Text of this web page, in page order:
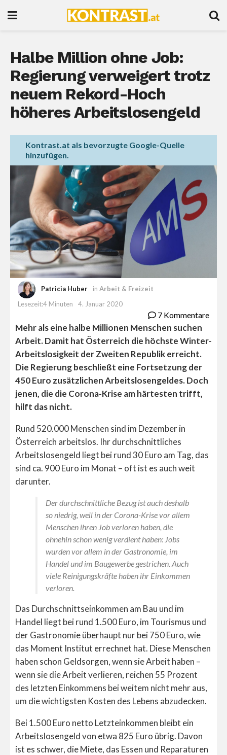
Halbe Million ohne Job:
Regierung verweigert trotz
neuem Rekord-Hoch
höheres Arbeitslosengeld
Kontrast.at als bevorzugte Google-Quelle
hinzufügen.
Patricia Huber in Arbeit & Freizeit
Lesezeit:4 Minuten
4. Januar 2020
7 Kommentare
Mehr als eine halbe Millionen Menschen suchen
Arbeit. Damit hat Österreich die höchste Winter-
Arbeitslosigkeit der Zweiten Republik erreicht.
Die Regierung beschließt eine Fortsetzung der
450 Euro zusätzlichen Arbeitslosengeldes. Doch
jenen, die die Corona-Krise am härtesten trifft,
hilft das nicht.
Rund 520.000 Menschen sind im Dezember in
Österreich arbeitslos. Ihr durchschnittliches
Arbeitslosengeld liegt bei rund 30 Euro am Tag, das
sind ca. 900 Euro im Monat – oft ist es auch weit
darunter.
Der durchschnittliche Bezug ist auch deshalb
so niedrig, weil in der Corona-Krise vor allem
Menschen ihren Job verloren haben, die
ohnehin schon wenig verdient haben: Jobs
wurden vor allem in der Gastronomie, im
Handel und im Baugewerbe gestrichen. Auch
viele Reinigungskräfte haben ihr Einkommen
verloren.
Das Durchschnittseinkommen am Bau und im
Handel liegt bei rund 1.500 Euro, im Tourismus und
der Gastronomie überhaupt nur bei 750 Euro, wie
das Moment Institut errechnet hat. Diese Menschen
haben schon Geldsorgen, wenn sie Arbeit haben –
wenn sie die Arbeit verlieren, reichen 55 Prozent
des letzten Einkommens bei weitem nicht mehr aus,
um die wichtigsten Kosten des Lebens abzudecken.
Bei 1.500 Euro netto Letzteinkommen bleibt ein
Arbeitslosengeld von etwa 825 Euro übrig. Davon
ist es schwer, die Miete, das Essen und Reparaturen